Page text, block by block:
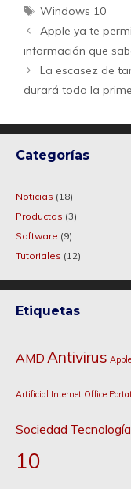
Etiquetas
Windows 10
Apple ya te
información que
La escasez de
durará toda la
Categorías
Noticias (18)
Productos (3)
Software (9)
Tutoriales (12)
Etiquetas
AMD Antivirus Apple
Artificial Internet Office
Sociedad Tecnología
10